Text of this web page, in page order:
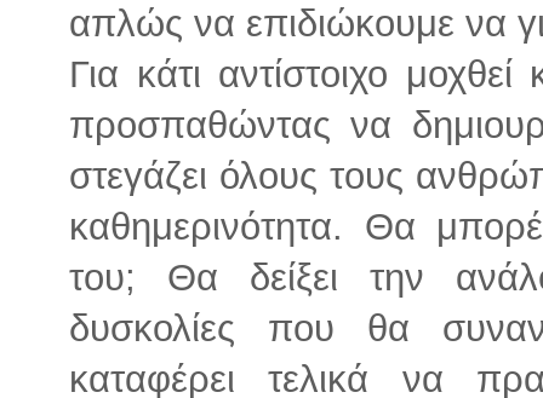
απλώς να επιδιώκουμε να
Για κάτι αντίστοιχο
προσπαθώντας να
στεγάζει όλους τους
καθημερινότητα. Θα
του; Θα δείξει την
δυσκολίες που θα
καταφέρει τελικά να